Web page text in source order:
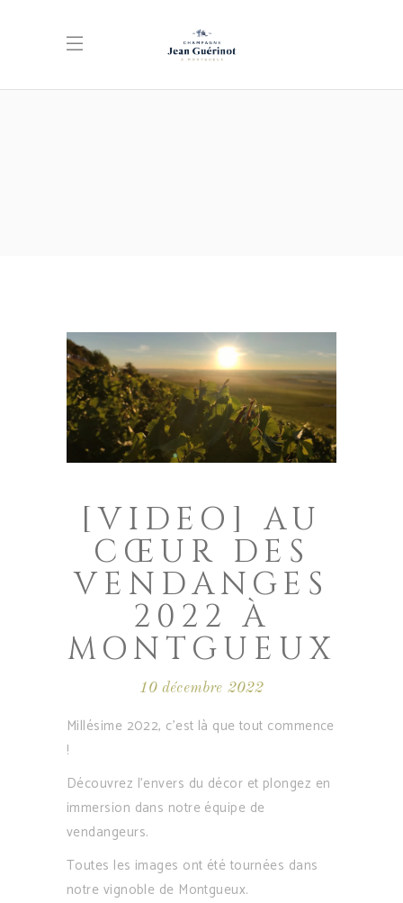
[VIDEO] AU
CŒUR DES
VENDANGES
2022 À
MONTGUEUX
10 décembre 2022
Millésime 2022, c’est là que tout commence
!
Découvrez l’envers du décor et plongez en
immersion dans notre équipe de
vendangeurs.
Toutes les images ont été tournées dans
notre vignoble de Montgueux.